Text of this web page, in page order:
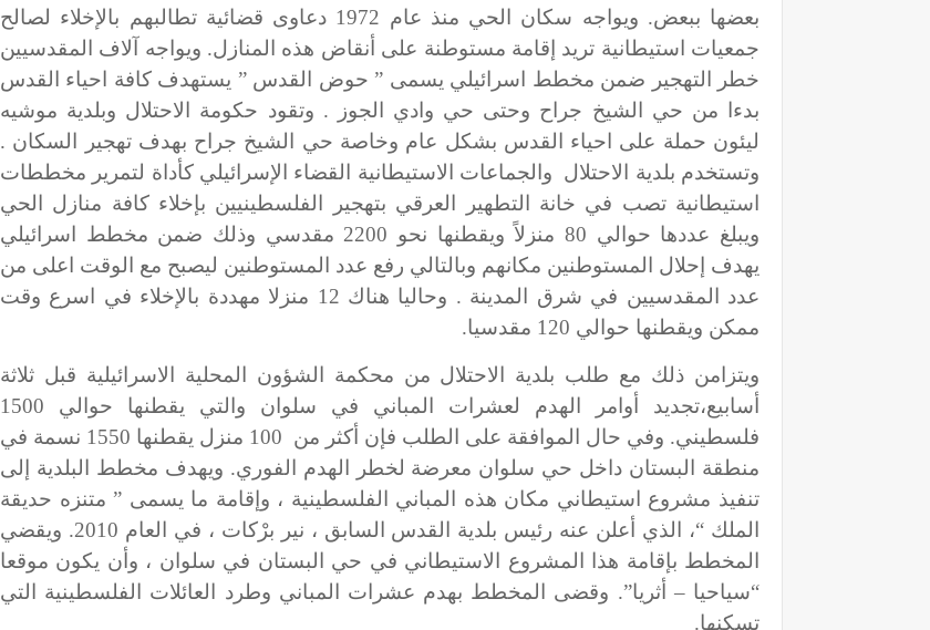
بعضها ببعض. ويواجه سكان الحي منذ عام 1972 دعاوى قضائية تطالبهم بالإخلاء لصالح
جمعيات استيطانية تريد إقامة مستوطنة على أنقاض هذه المنازل. ويواجه آلاف المقدسيين
خطر التهجير ضمن مخطط اسرائيلي يسمى ” حوض القدس ” يستهدف كافة احياء القدس
بدءا من حي الشيخ جراح وحتى حي وادي الجوز . وتقود حكومة الاحتلال وبلدية موشيه
ليئون حملة على احياء القدس بشكل عام وخاصة حي الشيخ جراح بهدف تهجير السكان .
وتستخدم بلدية الاحتلال والجماعات الاستيطانية القضاء الإسرائيلي كأداة لتمرير مخططات
استيطانية تصب في خانة التطهير العرقي بتهجير الفلسطينيين بإخلاء كافة منازل الحي
ويبلغ عددها حوالي 80 منزلاً ويقطنها نحو 2200 مقدسي وذلك ضمن مخطط اسرائيلي
يهدف إحلال المستوطنين مكانهم وبالتالي رفع عدد المستوطنين ليصبح مع الوقت اعلى من
عدد المقدسيين في شرق المدينة . وحاليا هناك 12 منزلا مهددة بالإخلاء في اسرع وقت
ممكن ويقطنها حوالي 120 مقدسيا.
ويتزامن ذلك مع طلب بلدية الاحتلال من محكمة الشؤون المحلية الاسرائيلية قبل ثلاثة
أسابيع،تجديد أوامر الهدم لعشرات المباني في سلوان والتي يقطنها حوالي 1500
فلسطيني. وفي حال الموافقة على الطلب فإن أكثر من 100 منزل يقطنها 1550 نسمة في
منطقة البستان داخل حي سلوان معرضة لخطر الهدم الفوري. ويهدف مخطط البلدية إلى
تنفيذ مشروع استيطاني مكان هذه المباني الفلسطينية ، وإقامة ما يسمى ” متنزه حديقة
الملك “، الذي أعلن عنه رئيس بلدية القدس السابق ، نير برْكات ، في العام 2010. ويقضي
المخطط بإقامة هذا المشروع الاستيطاني في حي البستان في سلوان ، وأن يكون موقعا
“سياحيا – أثريا”. وقضى المخطط بهدم عشرات المباني وطرد العائلات الفلسطينية التي
تسكنها.